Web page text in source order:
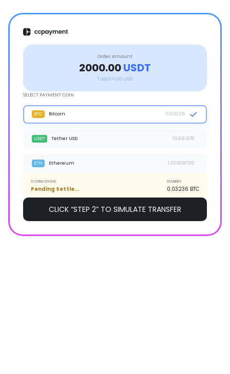
Order Amount
2000.00 USDT
ON-CHAIN TRANSACTION DETECTED